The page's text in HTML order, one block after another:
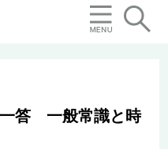
答 一般常識と時